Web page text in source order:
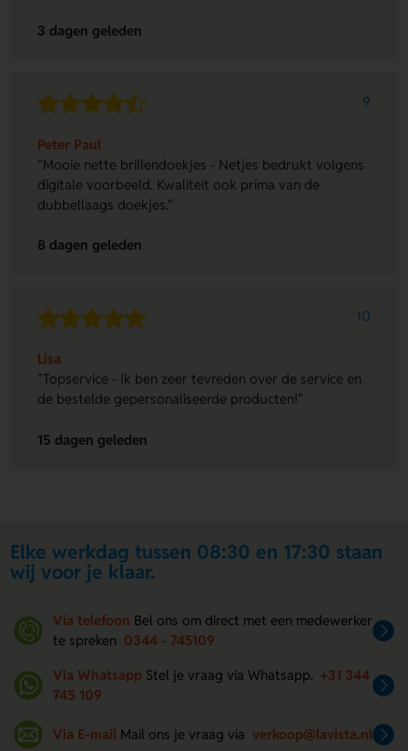
3 dagen geleden
9
Peter Paul
"Mooie nette brillendoekjes - Netjes bedrukt volgens
digitale voorbeeld. Kwaliteit ook prima van de
dubbellaags doekjes."
8 dagen geleden
10
Lisa
"Topservice - Ik ben zeer tevreden over de service en
de bestelde gepersonaliseerde producten!"
15 dagen geleden
Elke werkdag tussen 08:30 en 17:30 staan
wij voor je klaar.
Via telefoon Bel ons om direct met een medewerker
te spreken 0344 - 745109
Via Whatsapp Stel je vraag via Whatsapp. +31 344
745 109
Via E-mail Mail ons je vraag via verkoop@lavista.nl